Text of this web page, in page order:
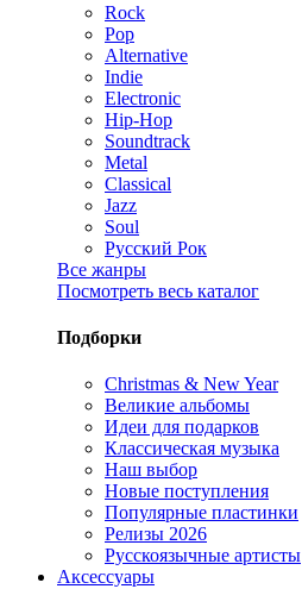
Rock
Pop
Alternative
Indie
Electronic
Hip-Hop
Soundtrack
Metal
Classical
Jazz
Soul
Русский Рок
Все жанры
Посмотреть весь каталог
Подборки
Christmas & New Year
Великие альбомы
Идеи для подарков
Классическая музыка
Наш выбор
Новые поступления
Популярные пластинки
Релизы 2026
Русскоязычные артисты
Аксессуары